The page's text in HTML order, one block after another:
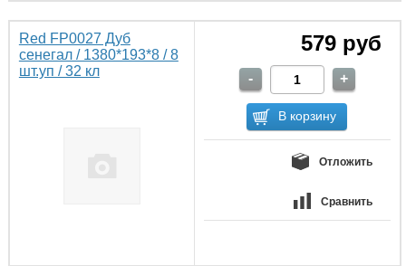
Red FP0027 Дуб
сенегал / 1380*193*8 / 8
шт.уп / 32 кл
579 руб
Отложить
Сравнить